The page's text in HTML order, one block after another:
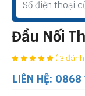
Đầu Nối
( 3
LIÊN HỆ: